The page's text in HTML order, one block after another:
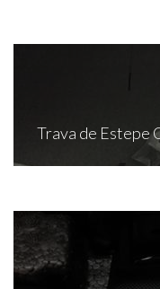
Trava de Estepe